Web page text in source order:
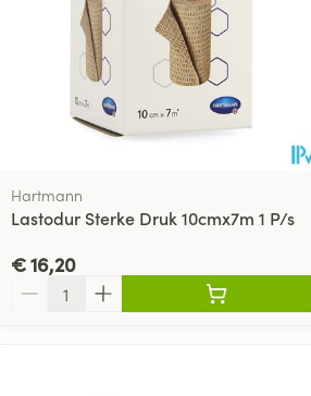
Hartmann
Lastodur Sterke Druk 10cmx7m 1 P/s
€ 16,20